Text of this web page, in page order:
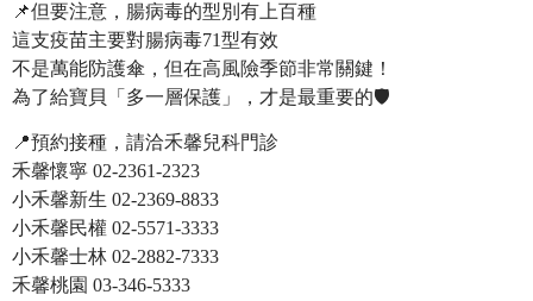
📌但要注意，腸病毒的型別有上百種
這支疫苗主要對腸病毒71型有效
不是萬能防護傘，但在高風險季節非常關鍵！
為了給寶貝「多一層保護」，才是最重要的🛡️
📍預約接種，請洽禾馨兒科門診
禾馨懷寧 02-2361-2323
小禾馨新生 02-2369-8833
小禾馨民權 02-5571-3333
小禾馨士林 02-2882-7333
禾馨桃園 03-346-5333